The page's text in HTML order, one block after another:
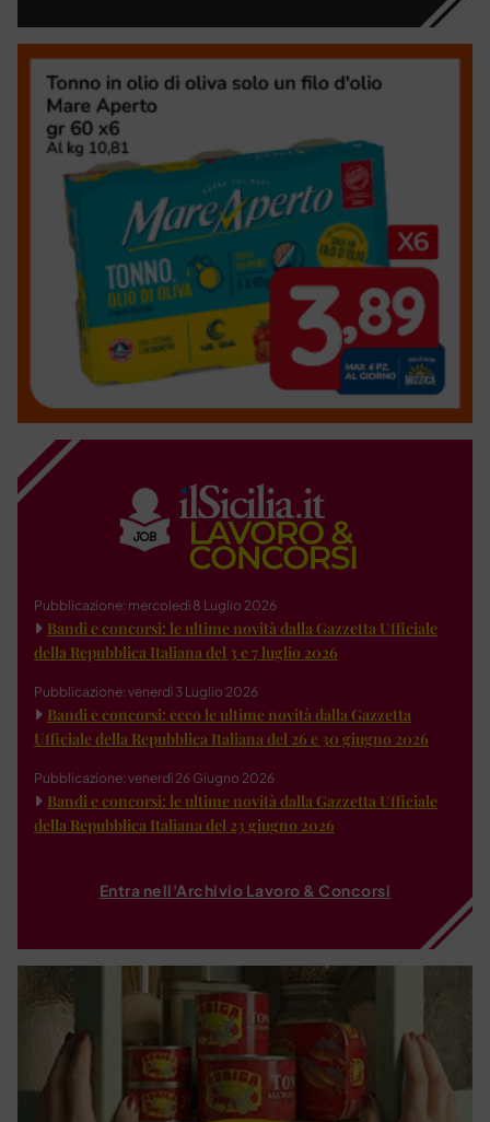
Pubblicazione: mercoledì 8 Luglio 2026
Bandi e concorsi: le ultime novità dalla Gazzetta Ufficiale
della Repubblica Italiana del 3 e 7 luglio 2026
Pubblicazione: venerdì 3 Luglio 2026
Bandi e concorsi: ecco le ultime novità dalla Gazzetta
Ufficiale della Repubblica Italiana del 26 e 30 giugno 2026
Pubblicazione: venerdì 26 Giugno 2026
Bandi e concorsi: le ultime novità dalla Gazzetta Ufficiale
della Repubblica Italiana del 23 giugno 2026
Entra nell'Archivio Lavoro & Concorsi